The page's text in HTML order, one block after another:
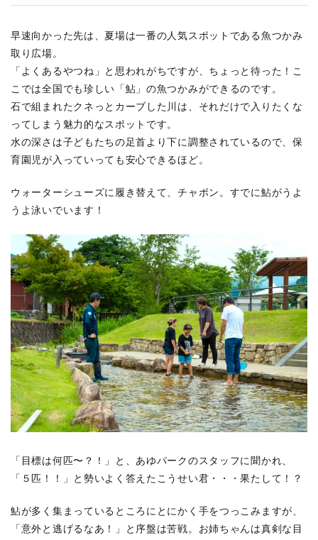
早速向かった先は、夏場は一番の人気スポットである魚つかみ
取り広場。
「よくあるやつね」と思われがちですが、ちょっと待った！こ
こでは全国でも珍しい「鮎」の魚つかみができるのです。
石で組まれたクネっとカーブした川は、それだけで入りたくな
ってしまう魅力的なスポットです。
水の深さは子どもたちの足首より下に調整されているので、保
育園児が入っていっても安心できるほど。
ウォーターシューズに履き替えて、チャポン。すでに鮎がうよ
うよ泳いでいます！
「目標は何匹〜？！」と、あゆパークのスタッフに聞かれ、
「５匹！！」と勢いよく答えたこうせい君・・・果たして！？
鮎が多く集まっているところにとにかく手をつっこみますが、
「意外と逃げるなあ！」と序盤は苦戦。お姉ちゃんは真剣な目